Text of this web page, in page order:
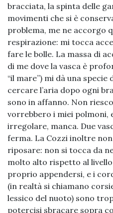
bracciata, la spinta delle
movimenti che si è
problema, me ne accorgo
respirazione: mi tocca
fare le bolle. La massa di
di me dove la vasca è
“il mare”) mi dà una
cercare l’aria dopo ogni
sono in affanno. Non
vorrebbero i miei polmoni,
irregolare, manca. Due
ferma. La Cozzi inoltre
riposare: non si tocca da
molto alto rispetto al livello
proprio appendersi, e i
(in realtà si chiamano
lessico del nuoto) sono
potercisi sbracare sopra